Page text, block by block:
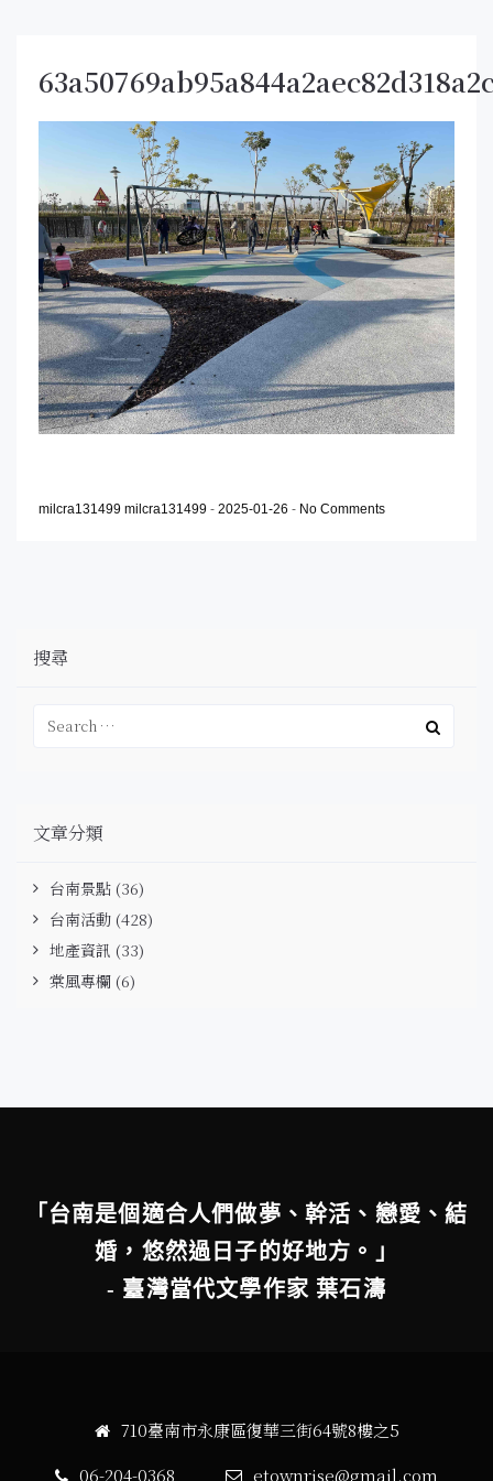
milcra131499 milcra131499 - 2025-01-26 - No Comments
搜尋
文章分類
台南景點 (36)
台南活動 (428)
地產資訊 (33)
棠風專欄 (6)
「台南是個適合人們做夢、幹活、戀愛、結
婚，悠然過日子的好地方。」
- 臺灣當代文學作家 葉石濤
710臺南市永康區復華三街64號8樓之5
06-204-0368
etownrise@gmail.com